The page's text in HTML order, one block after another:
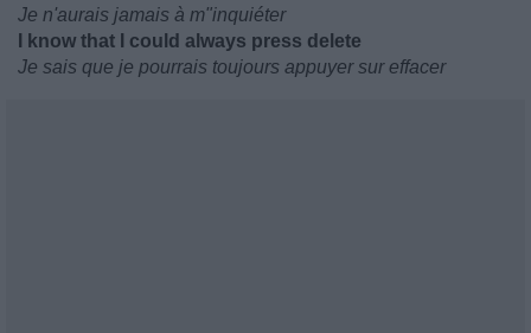
Je n'aurais jamais à m"inquiéter
I know that I could always press delete
Je sais que je pourrais toujours appuyer sur effacer